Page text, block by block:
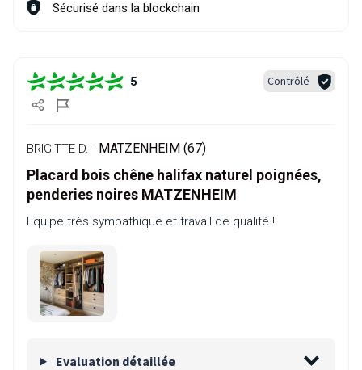
Sécurisé dans la blockchain
5 Contrôlé
BRIGITTE D. - MATZENHEIM (67)
Placard bois chêne halifax naturel poignées,
penderies noires MATZENHEIM
Equipe très sympathique et travail de qualité !
Evaluation détaillée